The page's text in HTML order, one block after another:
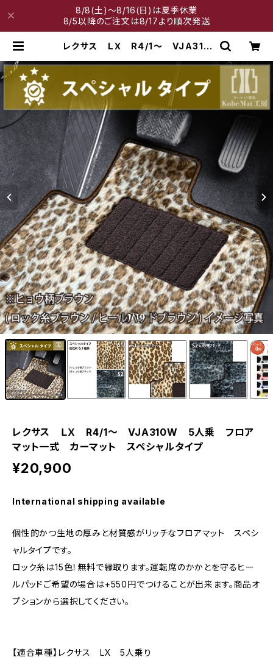
8/8(土)～8/16(日)は夏季休業
8/5以降のご注文は8/17より順次発送
レクサス ＬＸ R4/1〜 VJA310
マット スペシャルタイプ | 神戸マッ
1/10
レクサス ＬＸ R4/1〜 VJA310W 5人乗 フロア
マット一式 カーマット スペシャルタイプ
¥20,900
International shipping available
個性的かつ生地の厚みと材質感がリッチなフロアマット スペシ
ャルタイプです。
ロック糸は15色！無料で縁取ります。運転席のかかとを守るヒー
ルパッドご希望の場合は+550円でつけることが出来ます。商品オ
プションから選択してください。
【適合車種】レクサス LX 5人乗り